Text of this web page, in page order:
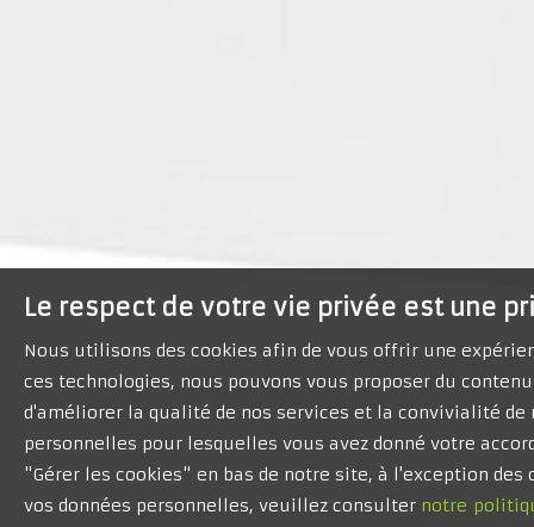
Le respect de votre vie privée est une
Nous utilisons des cookies afin de vous offrir une
ces technologies, nous pouvons vous proposer du
d'améliorer la qualité de nos services et la convivialité
personnelles pour lesquelles vous avez donné votre
"Gérer les cookies" en bas de notre site, à l'exception
vos données personnelles, veuillez consulter notre